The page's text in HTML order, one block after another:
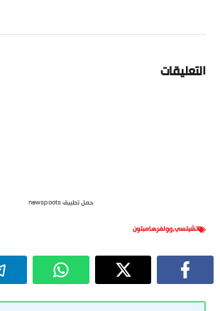
التعليقات
حمل تطبيق newspoots
تشيلسي,وولفرهامبتون